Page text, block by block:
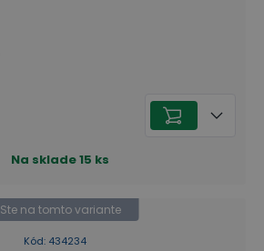
Na sklade15 ks
Kód: 434234
Ste na tomto variante